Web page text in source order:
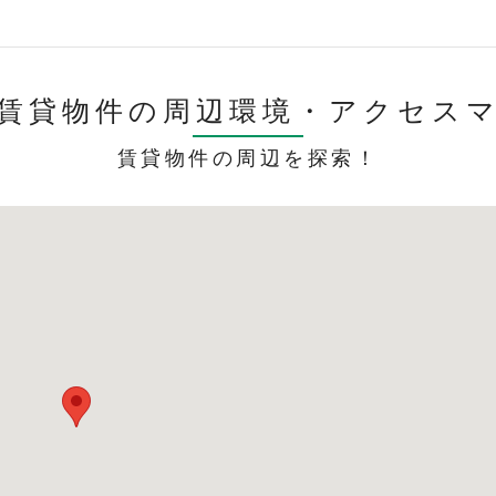
貸物件の周辺環境・ アクセス
賃貸物件の周辺を探索！